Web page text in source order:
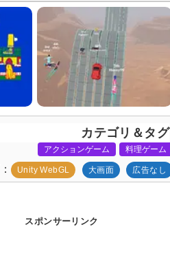
カテゴリ＆タグ
アクションゲーム 料理ゲーム
Unity WebGL 大画面 広告なし
スポンサーリンク